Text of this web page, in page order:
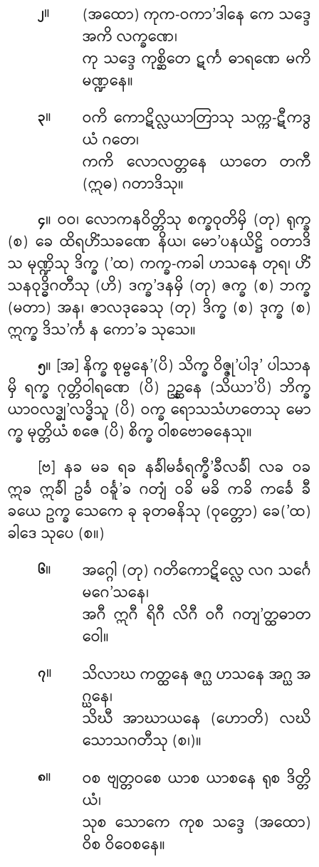
၂။
(အထော) ကုက-ဝကာ’ဒါနေ ကေ သဒ္ဒေ
အကိ လက္ခဏေ၊
ကု သဒ္ဒေ ကုစ္ဆိတေ ဋင်္က ဓာရဏေ မကိ
မဏ္ဍနေ။
၃။
ဝကိ ကောဋိလ္လယာတြာသု သက္က-ဋီကဒွ
ယံ ဂတေ၊
ကကိ လောလတ္တနေ ယာတေ တကီ
(ဣဓ) ဂတာဒိသု။
၄။ ဝဝ၊ လောကနဝိတ္တိသု စက္ခဝုတိမှိ (တု) ရုက္ခ
(စ) ခေ ထိရဟိံသခဏေ နိယ၊ မော’ပနယိဋ္ဌိ ဝတာဒိ
သ မုဏ္ဍိသု ဒိက္ခ (’ထ) ကက္ခ-ကခါ ဟသနေ တုရ၊ ဟိံ
သနဝုဒ္ဓိဂတီသု (ဟိ) ဒက္ခ’ဒနမှိ (တု) ဇက္ခ (စ) ဘက္ခ
(မတာ) အန၊ ဇာလဒုခေသု (တု) ဒိက္ခ (စ) ဒုက္ခ (စ)
ဣက္ခ ဒိသ’င်္က န ကော’ခ သုသေ။
၅။ [အ] နိက္ခ စုမ္ဗနေ’(ပိ) သိက္ခ ဝိဇ္ဇု’ပါဒု’ ပါသာန
မှိ ရက္ခ ဂုတ္တိဝါရဏေ (ပိ) ဥဉ္ဆနေ (သိယာ’ပိ) ဘိက္ခ
ယာဝလဒ္ဓျ’လဒ္ဓိသူ (ပိ) ဝက္ခ ရောသသံဟတေသု မော
က္ခ မုတ္တိယံ စဇေ (ပိ) စိက္ခ ဝါစဗောဓနေသု။
[ဗ] နခ မခ ရခ နင်္ခါမင်္ခရက္ခီ’ခီလင်္ခါ လခ ဝခ
ဣခ ဣင်္ခါ ဥင်္ခ ဝင်္ခူ’ခ ဂတျံ ဝခိ မခိ ကခိ ကင်္ခေ ခီ
ခယေ ဥက္ခ သေကေ ခု ခုတဓနိသု (ဝုတ္တော) ခေ(’ထ)
ခါဒေ သုပေ (စ။)
၆။
အဂ္ဂေါ (တု) ဂတိကောဋိလ္လေ လဂ သင်္ဂေ
မဂေ’သနေ၊
အဂီ ဣဂီ ရိဂီ လိဂီ ဝဂီ ဂတျ’တ္ထဓာတ
ဝေါ။
၇။
သိလာဃ ကတ္ထနေ ဇဂ္ဃ ဟသနေ အဂ္ဃ အ
ဂ္ဃနေ၊
သိဃီ အာဃာယနေ (ဟောတိ) လဃိ
သောသဂတီသု (စ၊)။
၈။
ဝစ ဗျတ္တဝစေ ယာစ ယာစနေ ရုစ ဒိတ္တိ
ယံ၊
သုစ သောကေ ကုစ သဒ္ဒေ (အထော)
ဝိစ ဝိဝေစနေ။